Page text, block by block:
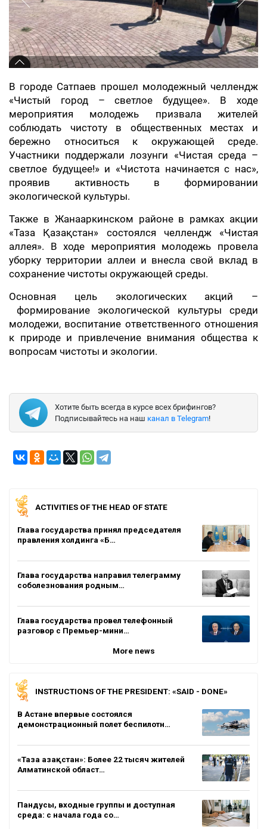
В городе Сатпаев прошел молодежный челлендж
«Чистый город – светлое будущее». В ходе
мероприятия молодежь призвала жителей
соблюдать чистоту в общественных местах и
бережно относиться к окружающей среде.
Участники поддержали лозунги «Чистая среда –
светлое будущее!» и «Чистота начинается с нас»,
проявив активность в формировании
экологической культуры.
Также в Жанааркинском районе в рамках акции
«Таза Қазақстан» состоялся челлендж «Чистая
аллея». В ходе мероприятия молодежь провела
уборку территории аллеи и внесла свой вклад в
сохранение чистоты окружающей среды.
Основная цель экологических акций –
формирование экологической культуры среди
молодежи, воспитание ответственного отношения
к природе и привлечение внимания общества к
вопросам чистоты и экологии.
Хотите быть всегда в курсе всех брифингов?
Подписывайтесь на наш канал в Telegram!
ACTIVITIES OF THE HEAD OF STATE
Глава государства принял председателя
правления холдинга «Б…
Глава государства направил телеграмму
соболезнования родным…
Глава государства провел телефонный
разговор с Премьер-мини…
More news
INSTRUCTIONS OF THE PRESIDENT: «SAID - DONE»
В Астане впервые состоялся
демонстрационный полет беспилотн…
«Таза Қазақстан»: Более 22 тысяч жителей
Алматинской област…
Пандусы, входные группы и доступная
среда: с начала года со…